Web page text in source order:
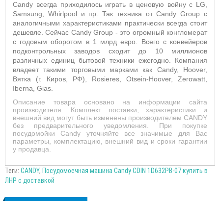
Candy всегда приходилось играть в ценовую войну с LG,
Samsung, Whirlpool и пр. Так техника от Candy Group с
аналогичными характеристиками практически всегда стоит
дешевле. Сейчас Candy Group - это огромный конгломерат
с годовым оборотом в 1 млрд евро. Всего с конвейеров
подконтрольных заводов сходит до 10 миллионов
различных единиц бытовой техники ежегодно. Компания
владеет такими торговыми марками как Candy, Hoover,
Вятка (г. Киров, РФ), Rosieres, Otsein-Hoover, Zerowatt,
Iberna, Gias.
Описание товара основано на информации сайта
производителя. Комплект поставки, характеристики и
внешний вид могут быть изменены производителем CANDY
без предварительного уведомления. При покупке
посудомойки Candy уточняйте все значимые для Вас
параметры, комплектацию, внешний вид и сроки гарантии
у продавца.
Теги: CANDY, Посудомоечная машина Candy CDIN 1D632PB-07 купить в
ЛНР с доставкой